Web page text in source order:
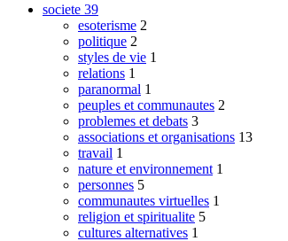
societe 39
esoterisme 2
politique 2
styles de vie 1
relations 1
paranormal 1
peuples et communautes 2
problemes et debats 3
associations et organisations 13
travail 1
nature et environnement 1
personnes 5
communautes virtuelles 1
religion et spiritualite 5
cultures alternatives 1